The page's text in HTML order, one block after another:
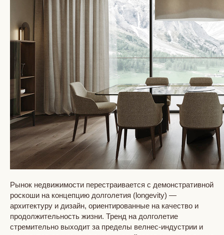
Рынок недвижимости перестраивается с демонстративной
роскоши на концепцию долголетия (longevity) —
архитектуру и дизайн, ориентированные на качество и
продолжительность жизни. Тренд на долголетие
стремительно выходит за пределы велнес-индустрии и